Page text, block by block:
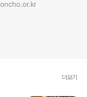
더보기